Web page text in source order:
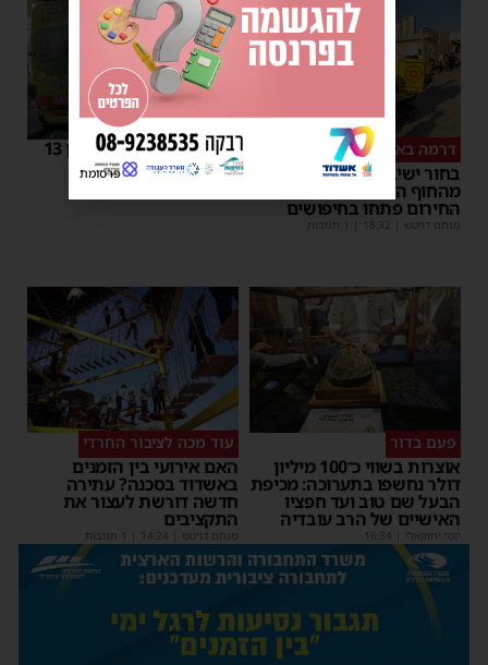
דרמה באשדוד
בחור ישיבה בן 15 נעדר
מהחוף הנפרד – כוחות
החירום פתחו בחיפושים
מנחם דויטש |
18:32 | 1 תגובות
אלימות באשדוד: נער בן 13
נדקר ברגלו
פעם בדור
אוצרות בשווי כ־100 מיליון
דולר נחשפו בתערוכה: מכיפת
הבעל שם טוב ועד חפציו
האישיים של הרב עובדיה
יוסי יחזקאלי |
16:34
עוד מכה לציבור החרדי
האם אירועי בין הזמנים
באשדוד בסכנה? עתירה
חדשה דורשת לעצור את
התקציבים
מנחם דויטש |
14:24 | 1 תגובות
פרסומת